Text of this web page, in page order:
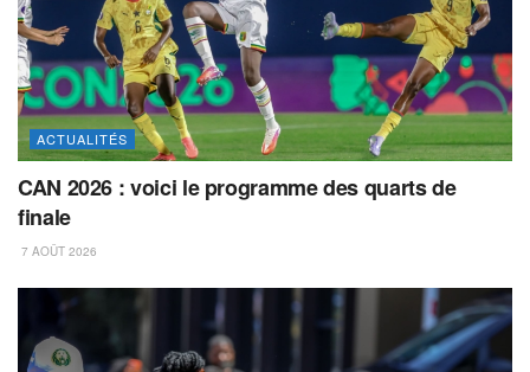
ACTUALITÉS
CAN 2026 : voici le programme des quarts de
finale
7 AOÛT 2026